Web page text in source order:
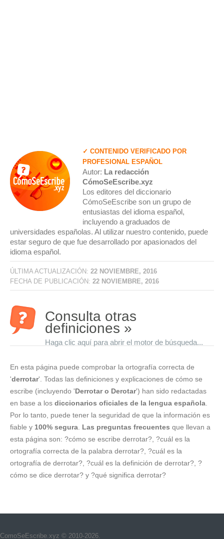
✓ CONTENIDO VERIFICADO POR
PROFESIONAL ESPAÑOL
Autor: La redacción
CómoSeEscribe.xyz
Los editores del diccionario
CómoSeEscribe son un grupo de
entusiastas del idioma español,
incluyendo a graduados de
universidades españolas. Al utilizar nuestro contenido, puede
estar seguro de que fue desarrollado por apasionados del
idioma español.
ÚLTIMA ACTUALIZACIÓN: 22 NOVIEMBRE, 2016
FECHA DE PUBLICACIÓN: 22 NOVIEMBRE, 2016
Consulta otras
definiciones »
Haga clic aquí para abrir el motor de búsqueda...
En esta página puede comprobar la ortografía correcta de
'derrotar'. Todas las definiciones y explicaciones de cómo se
escribe (incluyendo 'Derrotar o Derotar') han sido redactadas
en base a los diccionarios oficiales de la lengua española
Por lo tanto, puede tener la seguridad de que la información es
fiable y 100% segura Las preguntas frecuentes que llevan a
esta página son: ?cómo se escribe derrotar?, ?cuál es la
ortografía correcta de la palabra derrotar?, ?cuál es la
ortografía de derrotar?, ?cuál es la definición de derrotar?, ?
cómo se dice derrotar? y ?qué significa derrotar?
ComoSeEscribe.xyz © 2010-2026.